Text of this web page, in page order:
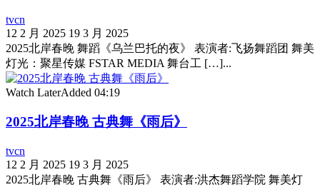
tvcn
12 2 月 2025 19 3 月 2025
2025北岸春晚 舞蹈《乌兰巴托的夜》 表演者:飞扬舞蹈团 舞美
灯光：聚星传媒 FSTAR MEDIA 舞台工 […]...
Watch LaterAdded 04:19
2025北岸春晚 古典舞《雨后》
tvcn
12 2 月 2025 19 3 月 2025
2025北岸春晚 古典舞《雨后》 表演者:洪杰舞蹈学院 舞美灯